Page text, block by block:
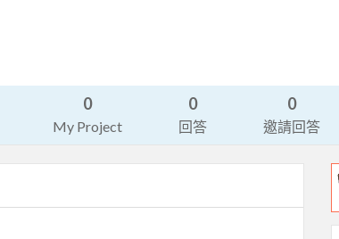
0
My Project
0
回答
0
邀請回答